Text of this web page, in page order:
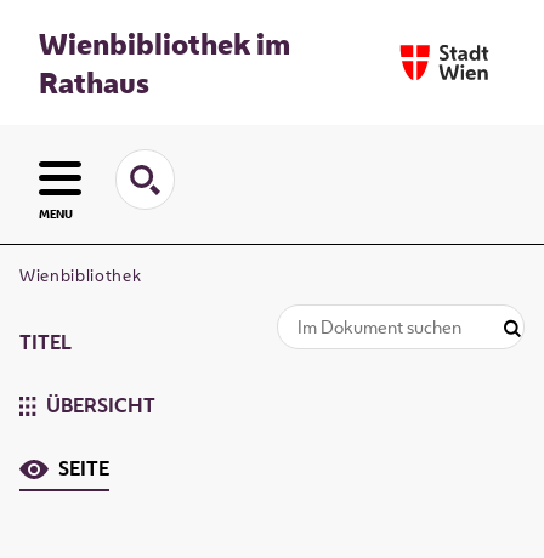
Wienbibliothek im
Rathaus
MENU
Wienbibliothek
TITEL
ÜBERSICHT
SEITE